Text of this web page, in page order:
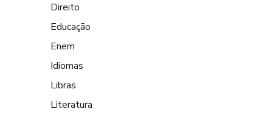
Direito
Educação
Enem
Idiomas
Libras
Literatura